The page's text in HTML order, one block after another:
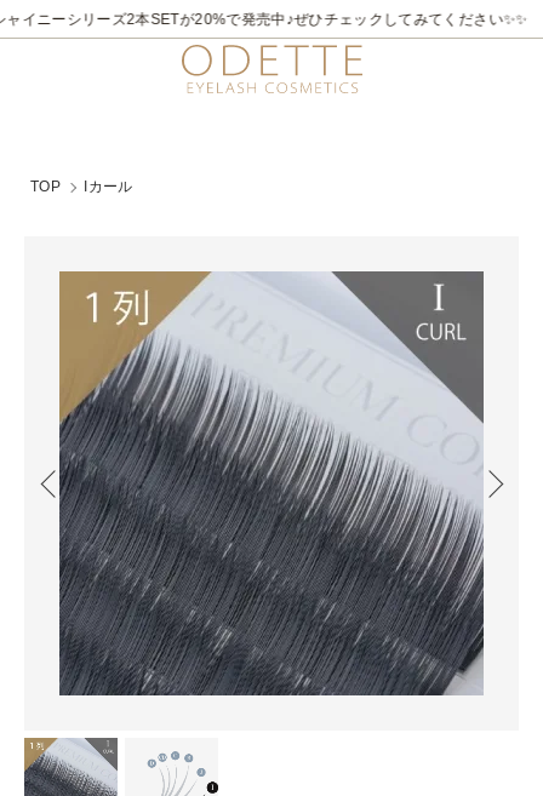
2026/7/21～8/31✨✨煌めく夏。ラメライナーキャンペーン♪ 夏季限定でビ
TOP Iカール